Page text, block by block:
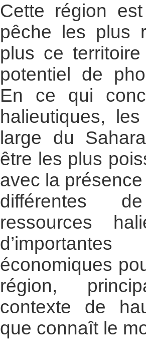
Cette région
pêche les plus
plus ce
potentiel de
En ce qui
halieutiques,
large du
être les plus
avec la
différentes
ressources
économiques
région,
contexte de
que connaît le